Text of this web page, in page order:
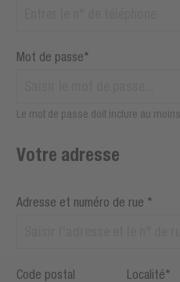
Mot de passe*
Le mot de passe doit inclure au
Votre adresse
Adresse et numéro de rue *
Code postal Localité*